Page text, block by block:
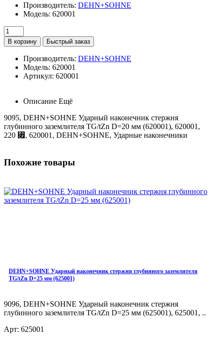
Производитель: DEHN+SOHNE
Модель: 620001
В корзину Быстрый заказ
Производитель: DEHN+SOHNE
Модель: 620001
Артикул: 620001
Описание Ещё
9095, DEHN+SOHNE Ударный наконечник стержня
глубинного заземлителя TG/tZn D=20 мм (620001), 620001,
220 ⃏, 620001, DEHN+SOHNE, Ударные наконечники
Похожие товары
DEHN+SOHNE Ударный наконечник стержня глубинного заземлителя
TG/tZn D=25 мм (625001)
9096, DEHN+SOHNE Ударный наконечник стержня
глубинного заземлителя TG/tZn D=25 мм (625001), 625001, ..
Арт: 625001